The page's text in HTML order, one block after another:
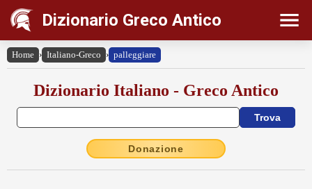
Dizionario Greco Antico
Home › Italiano-Greco › palleggiare
Dizionario Italiano - Greco Antico
Donazione